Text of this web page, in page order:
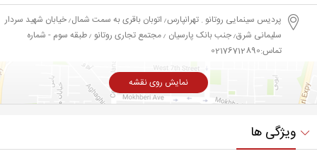
پردیس سینمایی روتانو . تهرانپارس٫ اتوبان باقری به سمت شمال٫ خیابان شهید سردار
سلیمانی شرق٫ جنب بانک پارسیان ٫ مجتمع تجاری روتانو ٫ طبقه سوم - شماره
تماس:02176712890
نمایش روی نقشه
ویژگی ها